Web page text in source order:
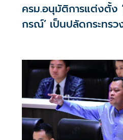
ครม.อนุมัติการแต่งตั้ง
กรณ์’ เป็นปลัดกระทร